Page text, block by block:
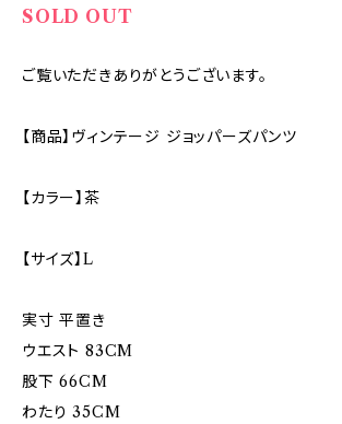
SOLD OUT
ご覧いただきありがとうございます。
【商品】ヴィンテージ ジョッパーズパンツ
【カラー】茶
【サイズ】L
実寸 平置き
ウエスト 83CM
股下 66CM
わたり 35CM